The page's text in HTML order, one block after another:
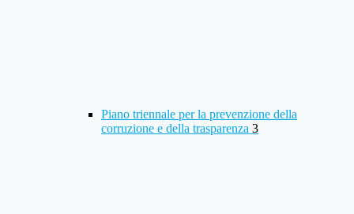
Piano triennale per la prevenzione della
corruzione e della trasparenza 3